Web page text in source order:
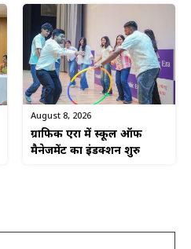
August 8, 2026
ग्राफिक एरा में स्कूल ऑफ
मैनेजमेंट का इंडक्शन शुरु